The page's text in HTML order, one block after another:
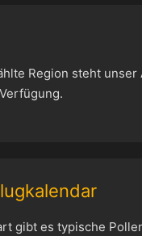
Region steht
gibt es typische